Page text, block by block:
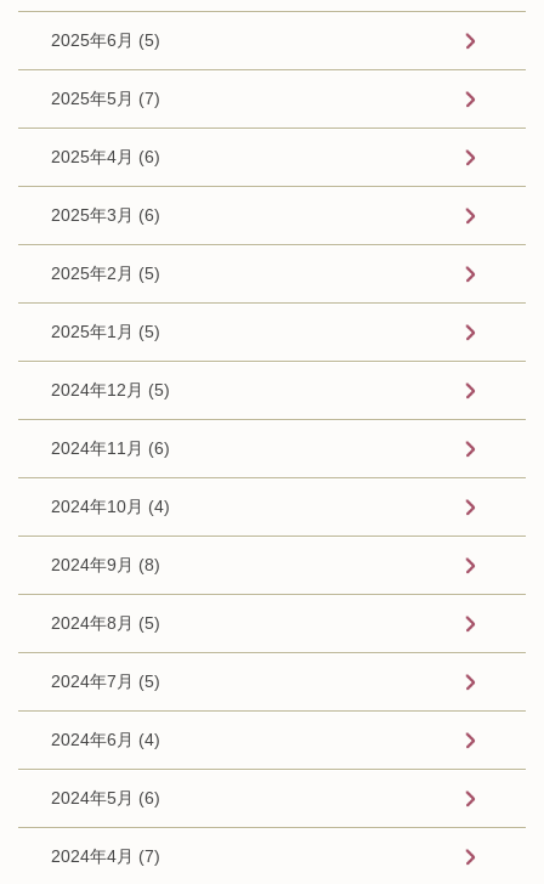
2025年6月 (5)
2025年5月 (7)
2025年4月 (6)
2025年3月 (6)
2025年2月 (5)
2025年1月 (5)
2024年12月 (5)
2024年11月 (6)
2024年10月 (4)
2024年9月 (8)
2024年8月 (5)
2024年7月 (5)
2024年6月 (4)
2024年5月 (6)
2024年4月 (7)